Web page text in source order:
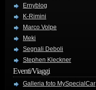
Ernyblog
K-Rimini
Marco Volpe
Meki
Segnali Deboli
Stephen Kleckner
Eventi/Viaggi
Galleria foto MySpecialCar